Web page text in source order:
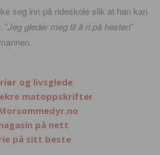
seg inn på rideskole slik at han kan
“Jeg gleder meg til å ri på hesten”
og livsglede
lekre matoppskrifter
Morsommedyr.no
på nett
på sitt beste